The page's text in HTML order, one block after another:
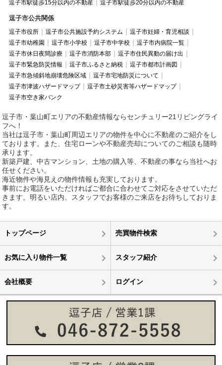
逗子市駅徒歩15分以内の不動産
逗子市駅徒歩20分以内の不動産
逗子市公共関係
逗子市役所 逗子市公共施設予約システム
逗子市妊婦・育児相談
逗子市幼稚園
逗子市小学校 逗子市中学校
逗子市内病院一覧
逗子市休日夜間診療
逗子市消防本部
逗子市住民異動の届け出
逗子市緊急防災情報
逗子市ふるさと納税
逗子市都市計画図
逗子市急傾斜地崩壊危険区域
逗子市宅地防災について
逗子市津波ハザードマップ
逗子市土砂災害等ハザードマップ
逗子市空き家バンク
逗子市・葉山町エリアの不動産情報ならセンチュリー21リビングライ
フへ！
当社は逗子市・葉山町周辺エリアの物件を中心に不動産のご紹介をし
ております。また、住宅ローンや不動産売却についてのご相談も随時
承ります。
新築戸建、中古マンション、土地の購入等、不動産の事なら当社へお
任せください。
海近物件や海見えの物件情報も充実しております。
事前にお電話をいただければご都合に合わせてご対応をさせていただ
きます。明るい店内、スタッフでお客様のご来店をお待ちしておりま
す。
トップページ 売買物件検索
お気に入り物件一覧 スタッフ紹介
会社概要 ログイン